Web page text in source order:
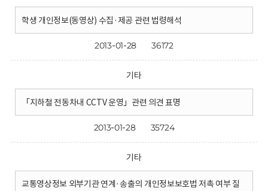
학생 개인정보(동영상) 수집·제공 관련 법령해석
2013-01-28 36172
기타
「지하철 전동차내 CCTV 운영」관련 의견 표명
2013-01-28 35724
기타
교통영상정보 외부기관 연계·송출의 개인정보보호법 저촉 여부 질